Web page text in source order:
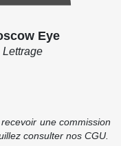
Eye
Lettrage
une commission
consulter nos CGU.